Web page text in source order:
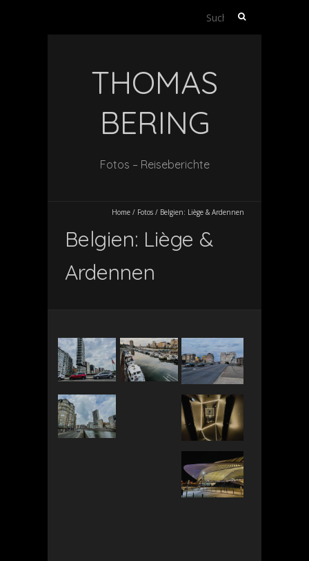
Suche
THOMAS
BERING
Fotos – Reiseberichte
Home / Fotos / Belgien: Liège & Ardennen
Belgien: Liège &
Ardennen